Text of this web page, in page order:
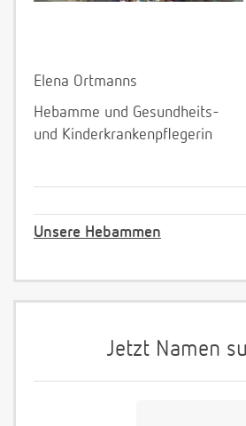
Elena Ortmanns
Hebamme und Gesundheits-
und Kinderkrankenpflegerin
Unsere Hebammen
Jetzt Namen